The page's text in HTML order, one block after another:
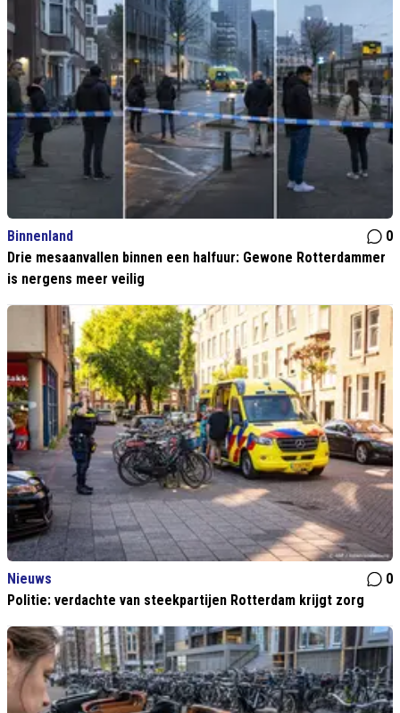
Binnenland
0
Drie mesaanvallen binnen een halfuur: Gewone Rotterdammer
is nergens meer veilig
Nieuws
0
Politie: verdachte van steekpartijen Rotterdam krijgt zorg